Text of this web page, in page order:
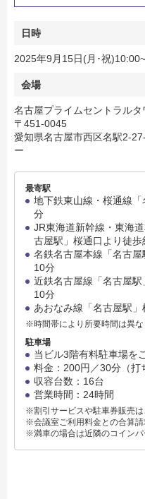
日時
2025年9月15日(月･祝
会場
名古屋プライムセントラルタ
〒451-0045
愛知県名古屋市西区名駅2-
ー
最寄駅
地下鉄東山線・桜通線
分
JR東海道新幹線・東海
古屋駅」桜通口より徒歩
名鉄名古屋本線「名古
10分
近鉄名古屋線「名古屋
10分
あおなみ線「名古屋駅
※時間帯により所要時間は異な
駐車場
当ビル3階有料駐車場を
料金：200円／30分（打
収容台数：16台
営業時間：24時間
※割引サービスや駐車券販売は
※会議室ご利用料金との合算請
※満車の場合は近隣のコインパ